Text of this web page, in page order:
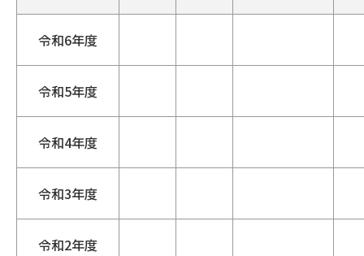
令和6年度
令和5年度
令和4年度
令和3年度
令和2年度